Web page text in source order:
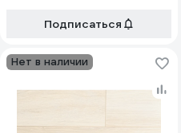
Подписаться
Нет в наличии